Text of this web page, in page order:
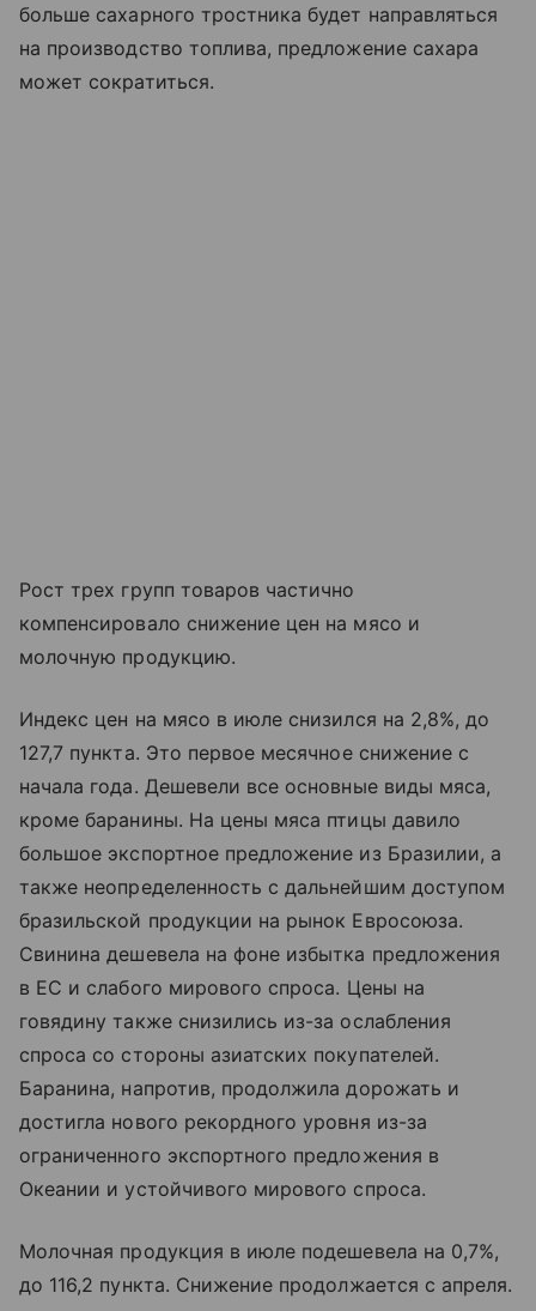
больше сахарного тростника будет направляться
на производство топлива, предложение сахара
может сократиться.
Рост трех групп товаров частично
компенсировало снижение цен на мясо и
молочную продукцию.
Индекс цен на мясо в июле снизился на 2,8%, до
127,7 пункта. Это первое месячное снижение с
начала года. Дешевели все основные виды мяса,
кроме баранины. На цены мяса птицы давило
большое экспортное предложение из Бразилии, а
также неопределенность с дальнейшим доступом
бразильской продукции на рынок Евросоюза.
Свинина дешевела на фоне избытка предложения
в ЕС и слабого мирового спроса. Цены на
говядину также снизились из-за ослабления
спроса со стороны азиатских покупателей.
Баранина, напротив, продолжила дорожать и
достигла нового рекордного уровня из-за
ограниченного экспортного предложения в
Океании и устойчивого мирового спроса.
Молочная продукция в июле подешевела на 0,7%,
до 116,2 пункта. Снижение продолжается с апреля.